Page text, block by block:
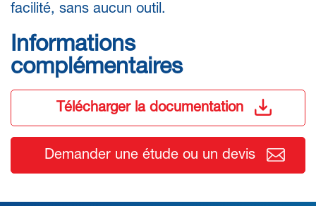
facilité, sans aucun outil.
Informations
complémentaires
Télécharger la documentation
Demander une étude ou un devis